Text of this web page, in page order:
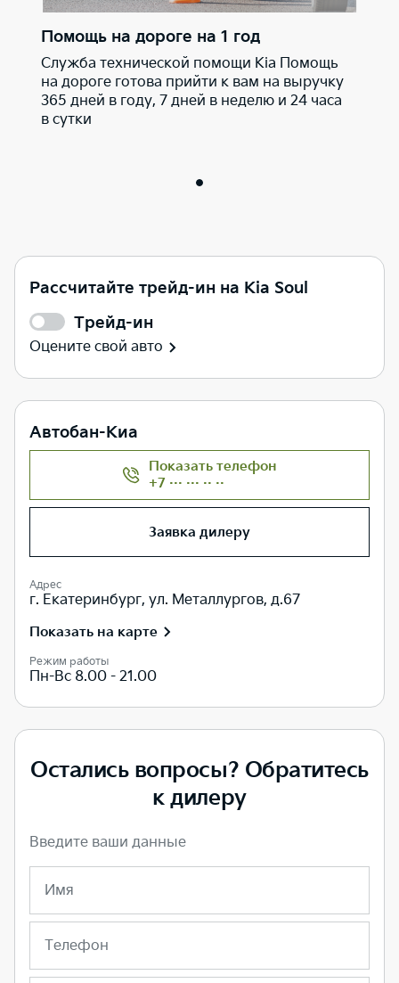
Помощь на дороге на 1 год
Служба технической помощи Kia Помощь
на дороге готова прийти к вам на выручку
365 дней в году, 7 дней в неделю и 24 часа
в сутки
Рассчитайте трейд-ин на Kia Soul
Трейд-ин
Оцените свой авто
Автобан-Киа
Показать телефон
+7 ··· ··· ·· ··
Заявка дилеру
Адрес
г. Екатеринбург, ул. Металлургов, д.67
Показать на карте
Режим работы
Пн-Вс 8.00 - 21.00
Остались вопросы? Обратитесь
к дилеру
Введите ваши данные
Имя
Телефон